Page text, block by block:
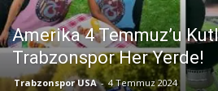
Amerika 4 Temmuz’u
Trabzonspor Her Yerde!
Trabzonspor USA - 4 Temmuz 2024